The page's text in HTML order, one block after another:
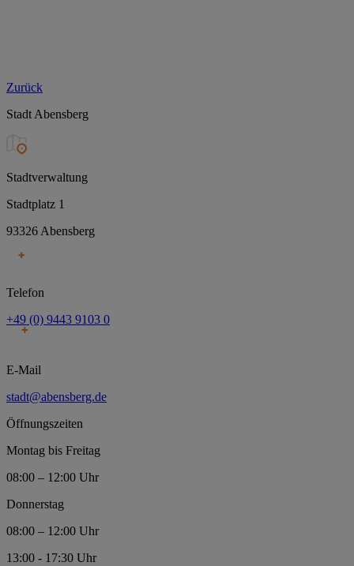
Zurück
Stadt Abensberg
Stadtverwaltung
Stadtplatz 1
93326 Abensberg
Telefon
+49 (0) 9443 9103 0
E-Mail
stadt@abensberg.de
Öffnungszeiten
Montag bis Freitag
08:00 – 12:00 Uhr
Donnerstag
08:00 – 12:00 Uhr
13:00 - 17:30 Uhr